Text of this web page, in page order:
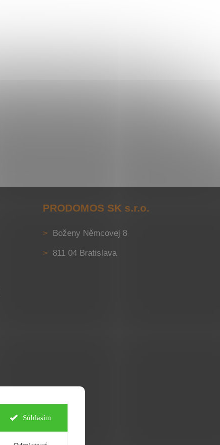
Súhlasím
PRODOMOS SK s.r.o.
Boženy Němcovej 8
811 04 Bratislava